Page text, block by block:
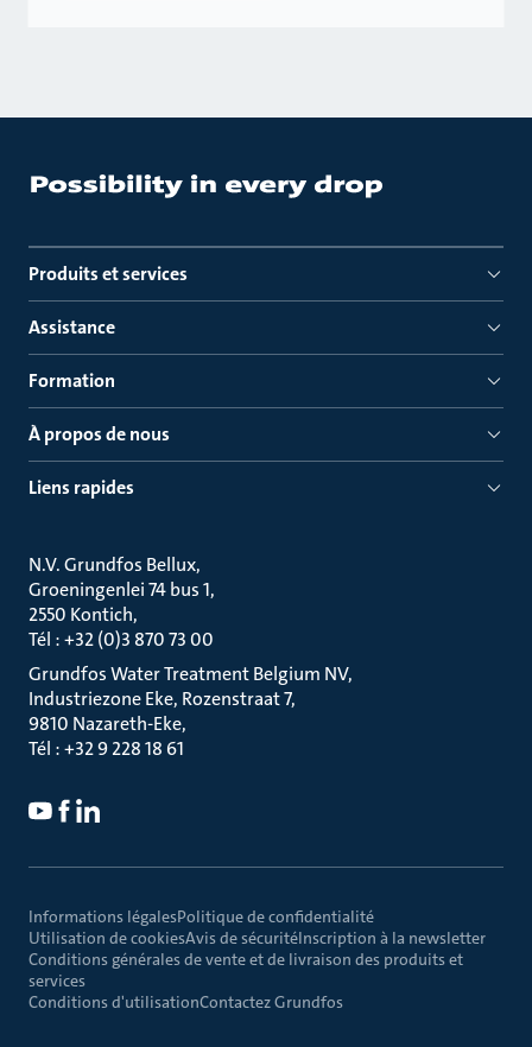
Produits et services
Assistance
Formation
À propos de nous
Liens rapides
N.V. Grundfos Bellux
Groeningenlei 74 bus 1
2550 Kontich
Tél : +32 (0)3 870 73 00
Grundfos Water Treatment Belgium NV
Industriezone Eke, Rozenstraat 7
9810 Nazareth-Eke
Tél : +32 9 228 18 61
Informations légalesPolitique de confidentialité
Utilisation de cookiesAvis de sécuritéInscription à la newsletter
Conditions générales de vente et de livraison des produits et
services
Conditions d'utilisationContactez Grundfos